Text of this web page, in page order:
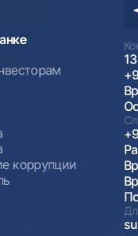
коррупции